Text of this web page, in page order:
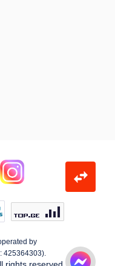
by
425364303).